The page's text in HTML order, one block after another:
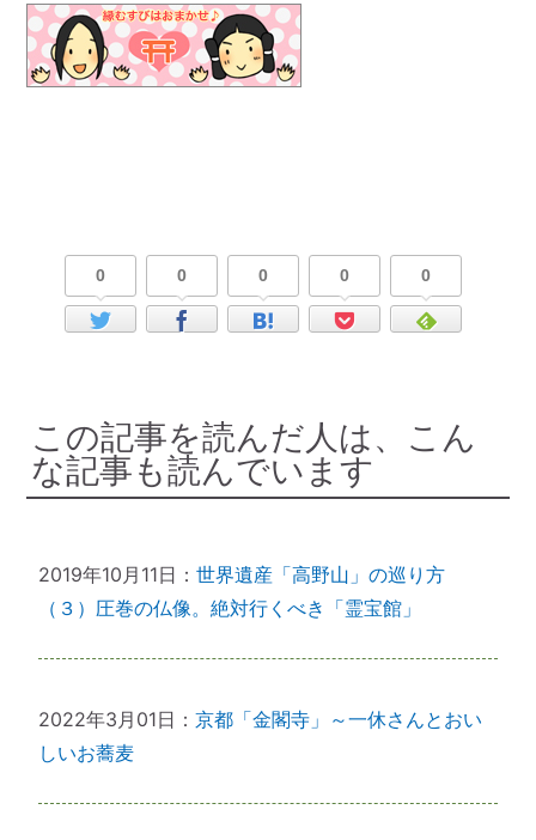
0 0 0 0 0
この記事を読んだ人は、こん
な記事も読んでいます
2019年10月11日：世界遺産「高野山」の巡り方
（３）圧巻の仏像。絶対行くべき「霊宝館」
2022年3月01日：京都「金閣寺」～一休さんとおい
しいお蕎麦